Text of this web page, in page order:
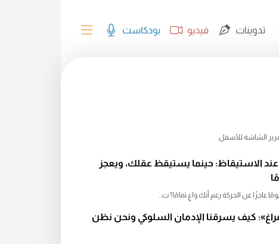
بودكاست فيديو تدوينات
الشاشة للأسفل.
الاستيقاظ: حينما يستيقظ عقلك، ويعجز
عاجزًا عن الحركة رغم أنك واعٍ تمامًا؟ ت...
كيف يسرقنا الإدمان السلوكي ونحن نظن